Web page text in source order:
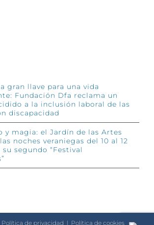
gran llave para una vida
Fundación Dfa reclama un
a la inclusión laboral de las
discapacidad
y magia: el Jardín de las Artes
noches veraniegas del 10 al 12
segundo “Festival
Política de privacidad | Política de cookies